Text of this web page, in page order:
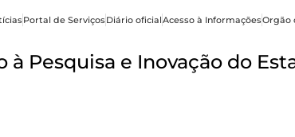
Portal de ServiçosDiário oficialAcesso à InformaçõesOrgão
à Pesquisa e Inovação do